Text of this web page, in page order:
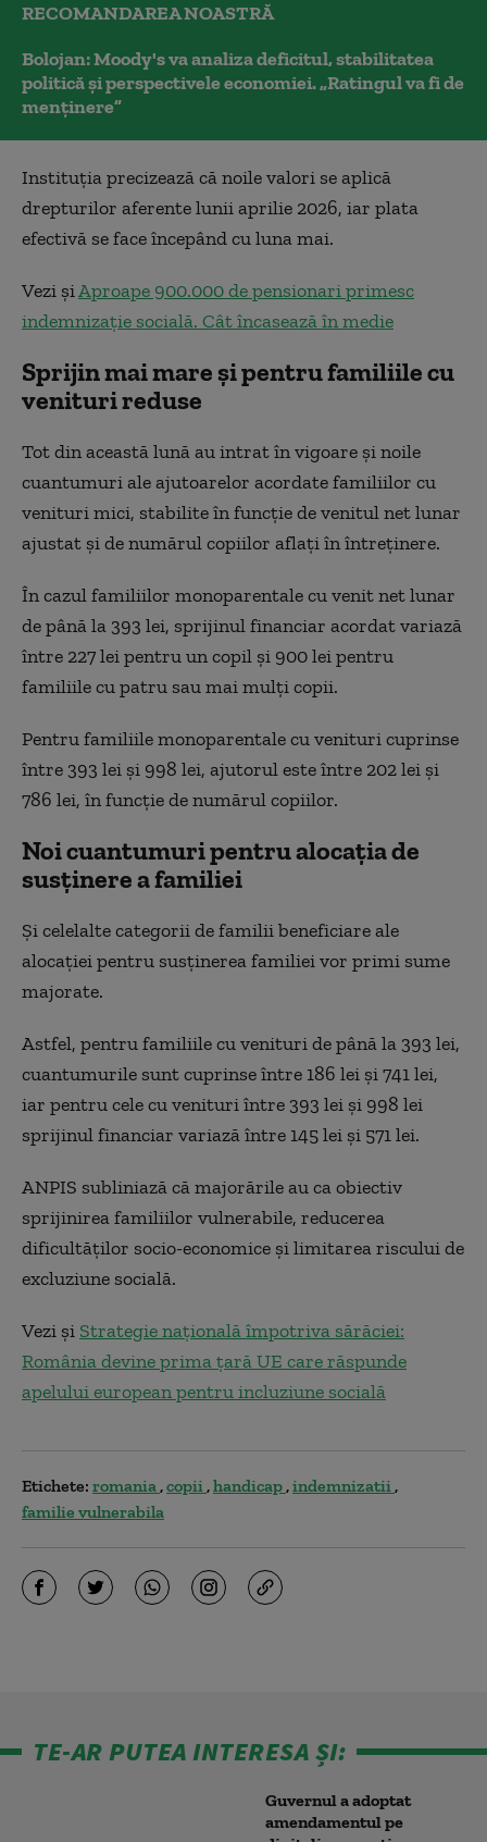
RECOMANDAREA NOASTRĂ
Bolojan: Moody's va analiza deficitul, stabilitatea
politică și perspectivele economiei. „Ratingul va fi de
menținere”
Instituția precizează că noile valori se aplică
drepturilor aferente lunii aprilie 2026, iar plata
efectivă se face începând cu luna mai.
Vezi șiAproape 900.000 de pensionari primesc
indemnizație socială. Cât încasează în medie
Sprijin mai mare și pentru familiile cu
venituri reduse
Tot din această lună au intrat în vigoare și noile
cuantumuri ale ajutoarelor acordate familiilor cu
venituri mici, stabilite în funcție de venitul net lunar
ajustat și de numărul copiilor aflați în întreținere.
În cazul familiilor monoparentale cu venit net lunar
de până la 393 lei, sprijinul financiar acordat variază
între 227 lei pentru un copil și 900 lei pentru
familiile cu patru sau mai mulți copii.
Pentru familiile monoparentale cu venituri cuprinse
între 393 lei și 998 lei, ajutorul este între 202 lei și
786 lei, în funcție de numărul copiilor.
Noi cuantumuri pentru alocația de
susținere a familiei
Și celelalte categorii de familii beneficiare ale
alocației pentru susținerea familiei vor primi sume
majorate.
Astfel, pentru familiile cu venituri de până la 393 lei,
cuantumurile sunt cuprinse între 186 lei și 741 lei,
iar pentru cele cu venituri între 393 lei și 998 lei
sprijinul financiar variază între 145 lei și 571 lei.
ANPIS subliniază că majorările au ca obiectiv
sprijinirea familiilor vulnerabile, reducerea
dificultăților socio-economice și limitarea riscului de
excluziune socială.
Vezi și Strategie națională împotriva sărăciei:
România devine prima țară UE care răspunde
apelului european pentru incluziune socială
Etichete: romania copii handicap indemnizatii
familie vulnerabila
TE-AR PUTEA INTERESA ȘI:
Guvernul a adoptat
amendamentul pe